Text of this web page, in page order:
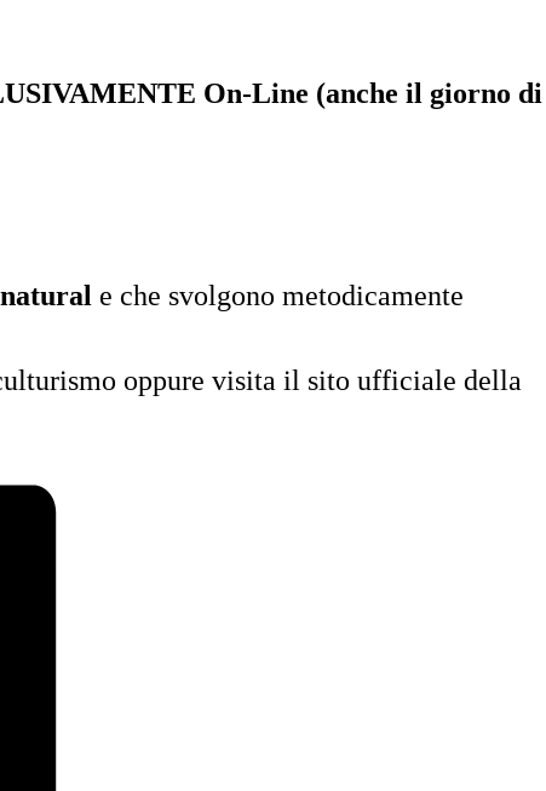
On-Line (anche il giorno di
e che svolgono metodicamente
oppure visita il sito ufficiale della